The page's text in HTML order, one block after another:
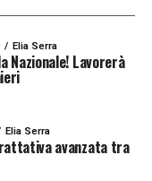
Elia Serra
Nazionale! Lavorerà
Elia Serra
avanzata tra